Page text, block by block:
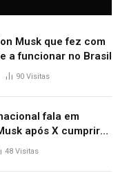
Musk que fez com
a funcionar no Brasil
90 Visitas
fala em
após X cumprir
veja
48 Visitas